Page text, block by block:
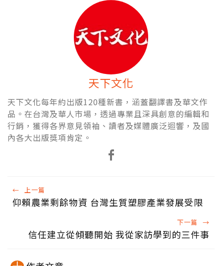
天下文化
天下文化每年約出版120種新書，涵蓋翻譯書及華文作
品。在台灣及華人市場，透過專業且深具創意的編輯和
行銷，獲得各界意見領袖、讀者及媒體廣泛迴響，及國
內各大出版獎項肯定。
← 上一篇
仰賴農業剩餘物資 台灣生質塑膠產業發展受限
下一篇 →
信任建立從傾聽開始 我從家訪學到的三件事